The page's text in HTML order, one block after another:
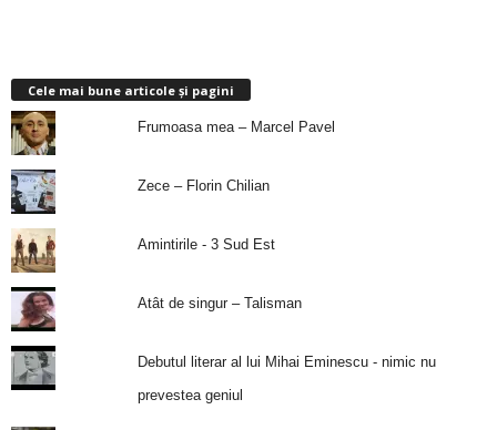
Cele mai bune articole și pagini
Frumoasa mea – Marcel Pavel
Zece – Florin Chilian
Amintirile - 3 Sud Est
Atât de singur – Talisman
Debutul literar al lui Mihai Eminescu - nimic nu
prevestea geniul